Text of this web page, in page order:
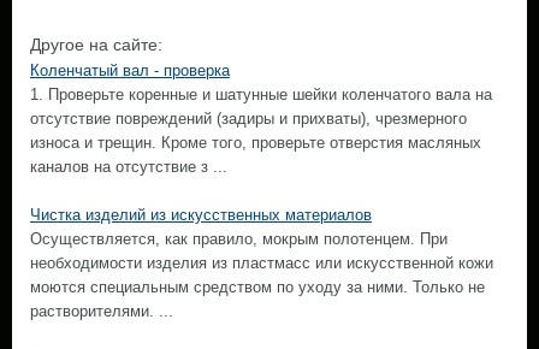
Другое на сайте:
Коленчатый вал - проверка
1. Проверьте коренные и шатунные шейки коленчатого вала на
отсутствие повреждений (задиры и прихваты), чрезмерного
износа и трещин. Кроме того, проверьте отверстия масляных
каналов на отсутствие з ...
Чистка изделий из искусственных материалов
Осуществляется, как правило, мокрым полотенцем. При
необходимости изделия из пластмасс или искусственной кожи
моются специальным средством по уходу за ними. Только не
растворителями. ...